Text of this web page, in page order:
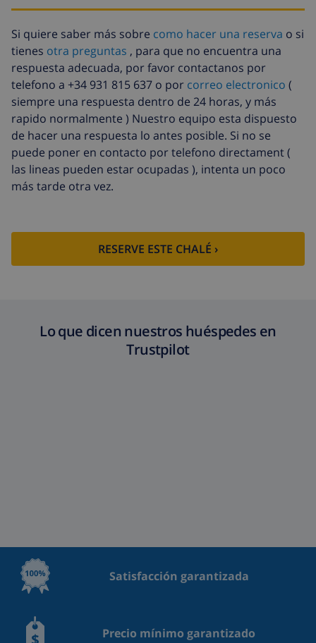
extra
llegada
Toallas extra
8,80 US$ por persona , a pagar a la
llegada
Salida tardía
113,75 US$
Limpieza
extra
basado en consumo de energía
(52,77 US$/HOUR)
Fondo
cancelación:
4.80% del importe total
Si quiere saber más sobre como hacer una reserva o si
tienes otra preguntas , para que no encuentra una
respuesta adecuada, por favor contactanos por
telefono a +34 931 815 637 o por correo electronico (
siempre una respuesta dentro de 24 horas, y más
rapido normalmente ) Nuestro equipo esta dispuesto
de hacer una respuesta lo antes posible. Si no se
puede poner en contacto por telefono directament (
las lineas pueden estar ocupadas ), intenta un poco
más tarde otra vez.
RESERVE ESTE CHALÉ ›
Lo que dicen nuestros huéspedes en
Trustpilot
Satisfacción garantizada
Precio mínimo garantizado